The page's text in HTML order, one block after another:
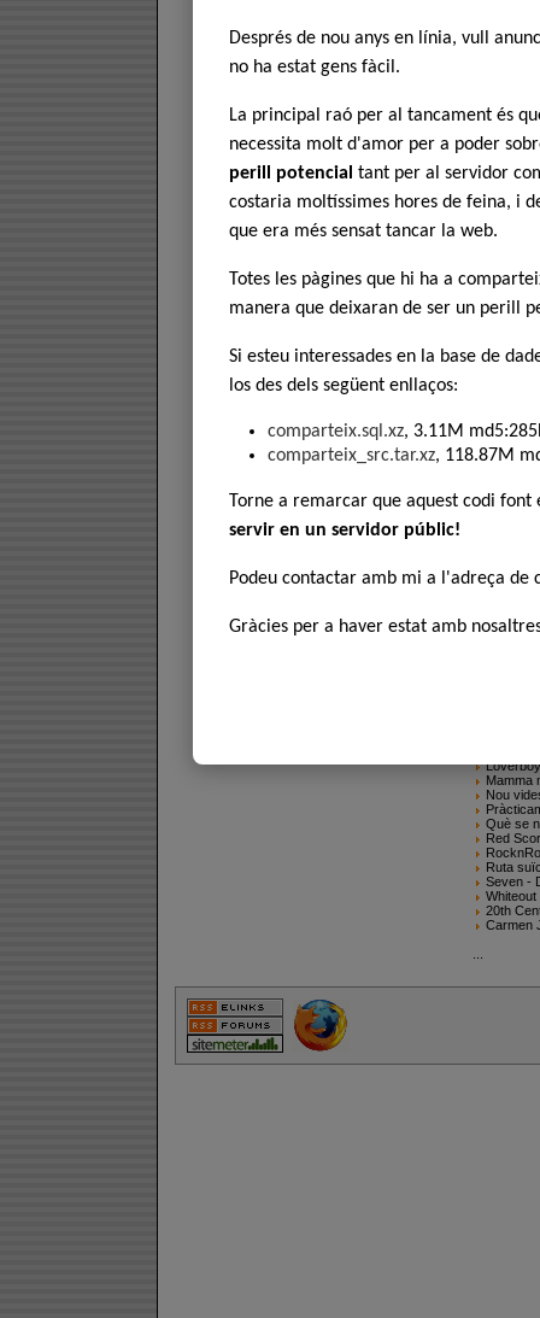
ENTRE
ENTRE
L\'home
La vida
La
La
El
Contact
Las
3055
Auca del
Com
Els
Més
Modesty
Ninja
Sense
The
Ella no
Els
Harry el
Mamma
Nou
Què se
Red
Ruta
Seven -
20th
Carmen
Després de nou anys en línia, vull
no ha estat gens fàcil.
La principal raó per al tancament és
necessita molt d'amor per a poder
perill potencial tant per al servidor
costaria moltíssimes hores de feina, i
que era més sensat tancar la web.
Totes les pàgines que hi ha a
manera que deixaran de ser un perill
Si esteu interessades en la base de
los des dels següent enllaços:
comparteix.sql.xz, 3.11M
comparteix_src.tar.xz, 118.87M
Torne a remarcar que aquest codi
servir en un servidor públic!
Podeu contactar amb mi a l'adreça de
Gràcies per a haver estat amb